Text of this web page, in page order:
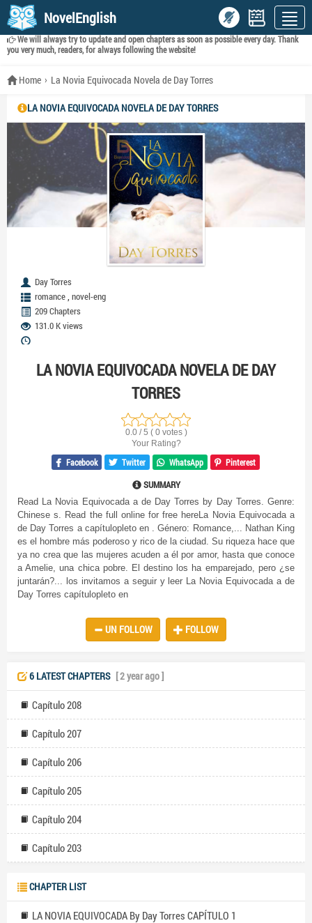
NovelEnglish
We will always try to update and open chapters as soon as possible every day. Thank
you very much, readers, for always following the website!
Home La Novia Equivocada Novela de Day Torres
LA NOVIA EQUIVOCADA NOVELA DE DAY TORRES
Day Torres
romance, novel-eng
209 Chapters
131.0 K views
LA NOVIA EQUIVOCADA NOVELA DE DAY
TORRES
0.0 / 5 ( 0 votes )
Your Rating?
Facebook Twitter WhatsApp Pinterest
SUMMARY
Read La Novia Equivocada a de Day Torres by Day Torres. Genre:
Chinese s. Read the full online for free hereLa Novia Equivocada a
de Day Torres a capítulopleto en . Género: Romance,... Nathan King
es el hombre más poderoso y rico de la ciudad. Su riqueza hace que
ya no crea que las mujeres acuden a él por amor, hasta que conoce
a Amelie, una chica pobre. El destino los ha emparejado, pero ¿se
juntarán?... los invitamos a seguir y leer La Novia Equivocada a de
Day Torres capítulopleto en
UN FOLLOW FOLLOW
6 LATEST CHAPTERS [ 2 year ago ]
Capítulo 208
Capítulo 207
Capítulo 206
Capítulo 205
Capítulo 204
Capítulo 203
CHAPTER LIST
LA NOVIA EQUIVOCADA By Day Torres CAPÍTULO 1